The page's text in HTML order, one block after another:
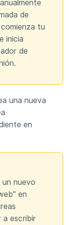
de
tu
e inicia
de
una nueva
en
nuevo
en
a escribir